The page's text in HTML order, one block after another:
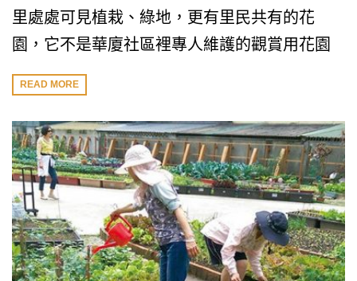
里處處可見植栽、綠地，更有里民共有的花
園，它不是華廈社區裡專人維護的觀賞用花園
READ MORE